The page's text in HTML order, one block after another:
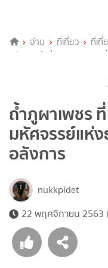
อ่าน ที่เที่ยว ที่เที่
มหัศจรรย์แห่งธรรมชาติ สุด
ถ้ำภูผาเพชร
มหัศจรรย์แห่
อลังการ
nukkpidet
22 พฤศจิกายน 2563